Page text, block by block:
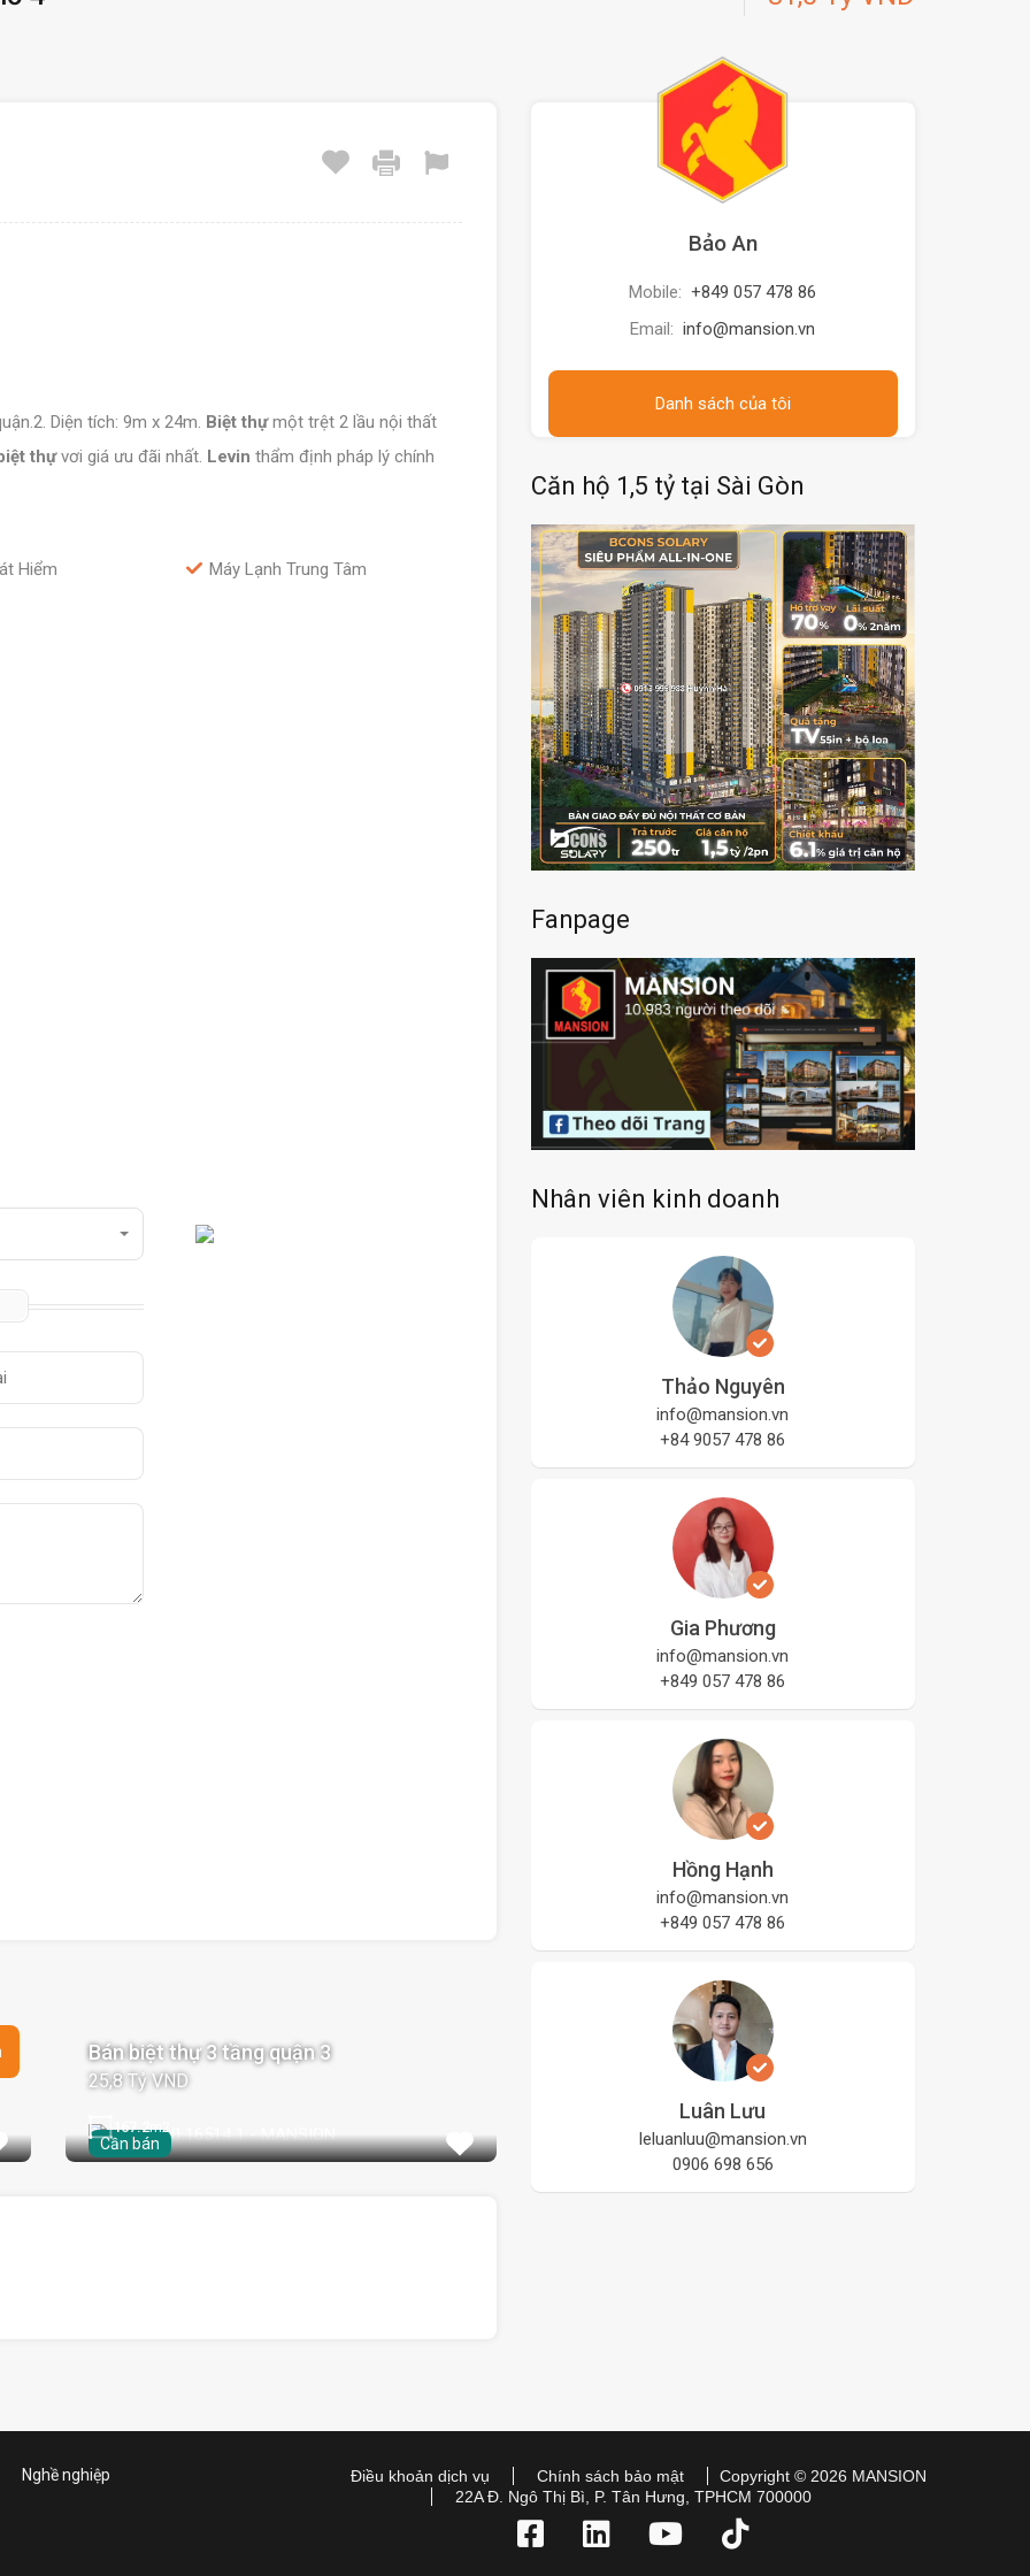
Diện tích: 9m x 24m. Biệt thựmột trệt 2 lầu nội thất
thựvơi giá ưu đãi nhất. Levin thẩm định pháp lý chính
Hiểm Máy Lạnh Trung Tâm
Cần bán
Bán biệt thự 3 tầng quận 3
25,8 Tỷ VND
167.2m2
Bảo An
Mobile: +849 057 478 86
Email: info@mansion.vn
Danh sách của tôi
Căn hộ 1,5 tỷ tại Sài Gòn
Fanpage
Nhân viên kinh doanh
Thảo Nguyên
info@mansion.vn
+84 9057 478 86
Gia Phương
info@mansion.vn
+849 057 478 86
Hồng Hạnh
info@mansion.vn
+849 057 478 86
Luân Lưu
leluanluu@mansion.vn
0906 698 656
Nghề nghiệp
Điều khoản dịch vụ Chính sách bảo mật
Copyright © 2026 MANSION
22A Đ. Ngô Thị Bì, P. Tân Hưng, TPHCM 700000